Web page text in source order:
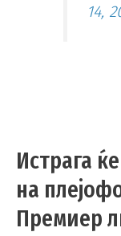
14,
Истрага
на
Премиер